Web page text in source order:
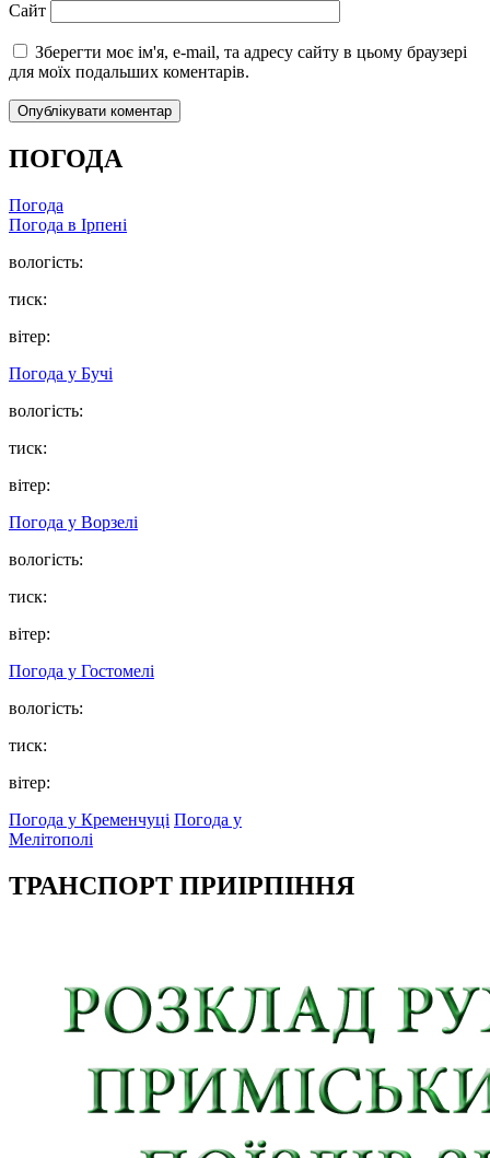
Сайт
Зберегти моє ім'я, e-mail, та адресу сайту в цьому браузері
для моїх подальших коментарів.
ПОГОДА
Погода
Погода в Ірпені
вологість:
тиск:
вітер:
Погода у Бучі
вологість:
тиск:
вітер:
Погода у Ворзелі
вологість:
тиск:
вітер:
Погода у Гостомелі
вологість:
тиск:
вітер:
Погода у Кременчуці Погода у
Мелітополі
ТРАНСПОРТ ПРИІРПІННЯ